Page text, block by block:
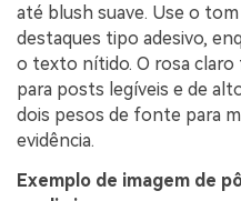
até blush suave. Use o
destaques tipo adesivo,
o texto nítido. O rosa
para posts legíveis e de
dois pesos de fonte para
evidência.
Exemplo de imagem de